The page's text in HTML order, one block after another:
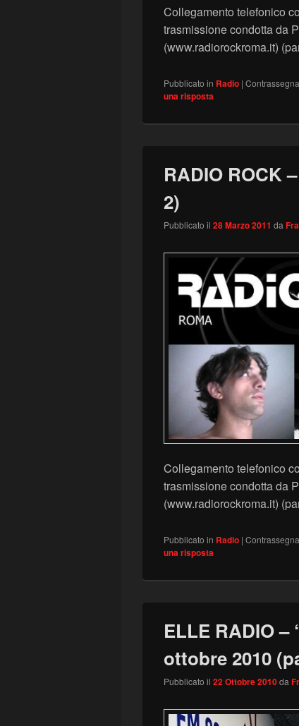
Collegamento telefonico
trasmissione condotta da
(www.radiorockroma.it)
Pubblicato in Radio |
una risposta
RADIO ROCK
2)
Pubblicato il 28 Marzo 2011 da
Collegamento telefonico
trasmissione condotta da
(www.radiorockroma.it)
Pubblicato in Radio |
una risposta
ELLE RADIO –
ottobre 2010
Pubblicato il 22 Ottobre 2010da